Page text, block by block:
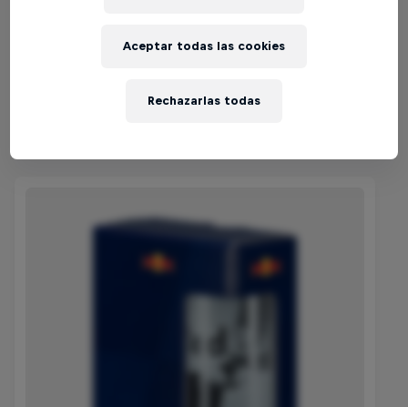
3 minutos de lectura
Rechazarlas todas
Aceptar todas las cookies